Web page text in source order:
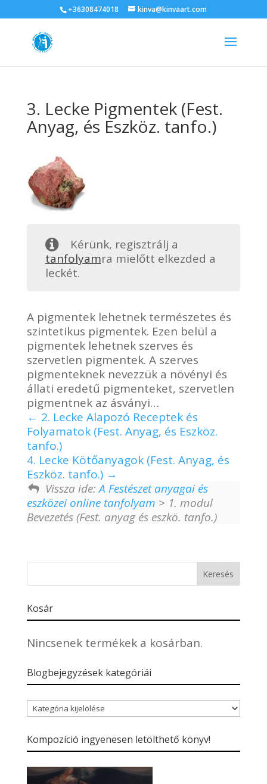
+36308474018 kinva@kinvaart.com
3. Lecke Pigmentek (Fest.
Anyag, és Eszköz. tanfo.)
Kérünk, regisztrálj a
tanfolyamra mielőtt elkezded a
leckét.
A pigmentek lehetnek természetes és
szintetikus pigmentek. Ezen belül a
pigmentek lehetnek szerves és
szervetlen pigmentek. A szerves
pigmenteknek nevezzük a növényi és
állati eredetű pigmenteket, szervetlen
pigmentnek az ásványi…
2. Lecke Alapozó Receptek és
Folyamatok (Fest. Anyag, és Eszköz.
tanfo.)
4. Lecke Kötőanyagok (Fest. Anyag, és
Eszköz. tanfo.)
Vissza ide:A Festészet anyagai és
eszközei online tanfolyam > 1. modul
Bevezetés (Fest. anyag és eszkö. tanfo.)
Kosár
Nincsenek termékek a kosárban.
Blogbejegyzések kategóriái
Blogbejegyzések
kategóriái
Kompozíció ingyenesen letölthető könyv!